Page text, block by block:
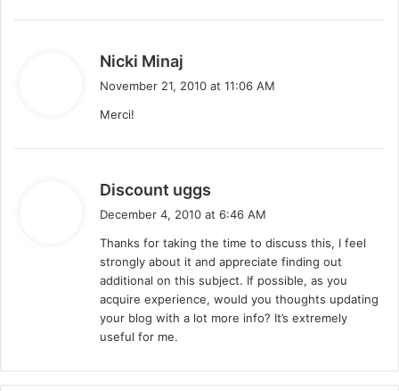
Nicki Minaj
November 21, 2010 at 11:06 AM
Merci!
Discount uggs
s
:
December 4, 2010 at 6:46 AM
Thanks for taking the time to discuss this, I feel
strongly about it and appreciate finding out
additional on this subject. If possible, as you
acquire experience, would you thoughts updating
your blog with a lot more info? It’s extremely
useful for me.